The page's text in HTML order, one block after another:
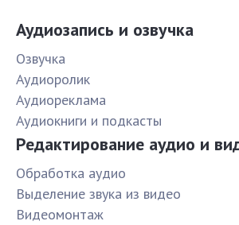
Аудиозапись и озвучка
Озвучка
Аудиоролик
Аудиореклама
Аудиокниги и подкасты
Редактирование аудио и
Обработка аудио
Выделение звука из видео
Видеомонтаж